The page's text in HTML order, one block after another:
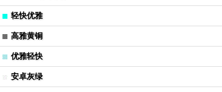
轻快优雅
高雅黄铜
优雅轻快
安卓灰绿